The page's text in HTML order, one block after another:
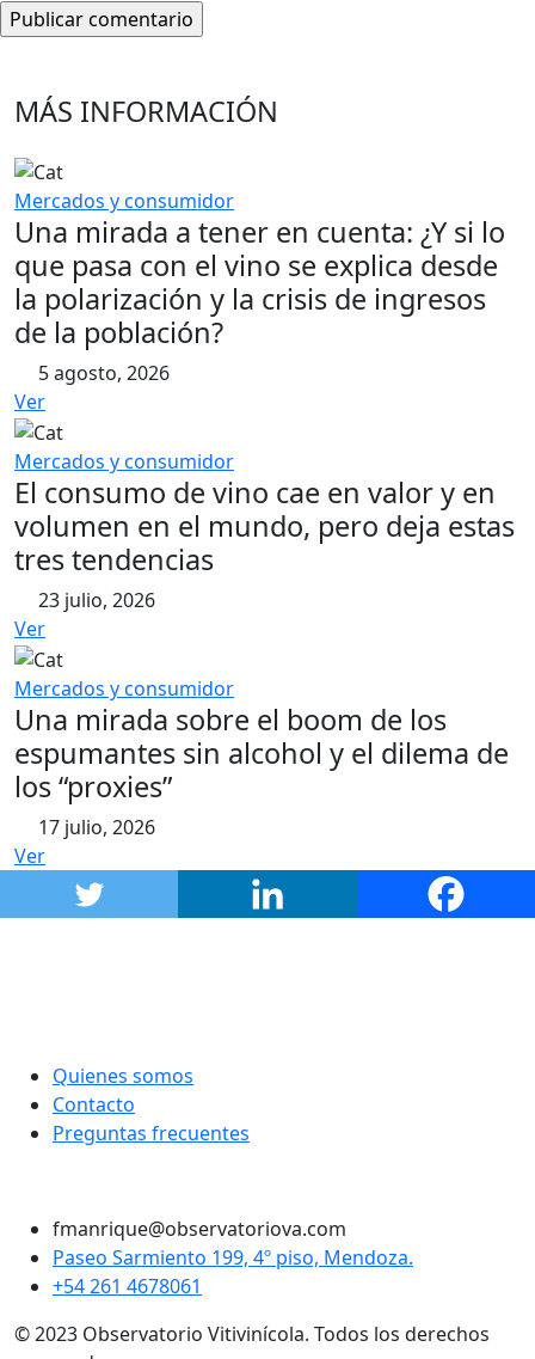
MÁS INFORMACIÓN
Mercados y consumidor
Una mirada a tener en cuenta: ¿Y si lo
que pasa con el vino se explica desde
la polarización y la crisis de ingresos
de la población?
5 agosto, 2026
Ver
Mercados y consumidor
El consumo de vino cae en valor y en
volumen en el mundo, pero deja estas
tres tendencias
23 julio, 2026
Ver
Mercados y consumidor
Una mirada sobre el boom de los
espumantes sin alcohol y el dilema de
los “proxies”
17 julio, 2026
Ver
Quienes somos
Contacto
Preguntas frecuentes
fmanrique@observatoriova.com
Paseo Sarmiento 199, 4º piso, Mendoza.
+54 261 4678061
© 2023 Observatorio Vitivinícola. Todos los derechos